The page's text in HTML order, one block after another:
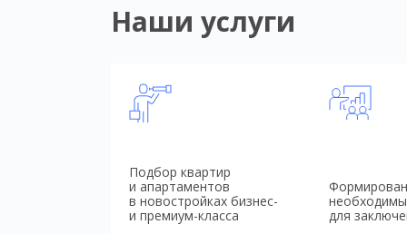
Наши услуги
Подбор квартир
и апартаментов
в новостройках бизнес-
и премиум-класса
для